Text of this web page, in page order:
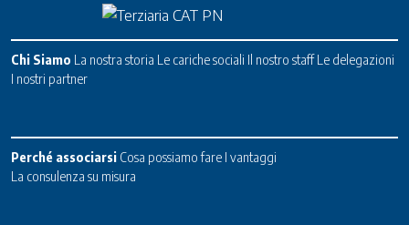
Chi Siamo La nostra storia Le cariche sociali Il nostro staff Le delegazioni
I nostri partner
Perché associarsi Cosa possiamo fare I vantaggi
La consulenza su misura